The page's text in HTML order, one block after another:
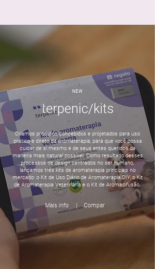
NEW
terpenic/kits
Criamos produtos concebidos e projetados para uso
prático e direto da aromaterapia, para que você possa
cuidar de si mesmo e de seus entes queridos da
maneira mais natural possível. Como resultado desses
processos de design centrados no ser humano,
lançamos três kits de aromaterapia principais no
mercado: o Kit de Uso Diário de Aromaterapia DIY, o Kit
de Aromaterapia Veterinária e o Kit de Aromadifusão.
Mais info | Compar